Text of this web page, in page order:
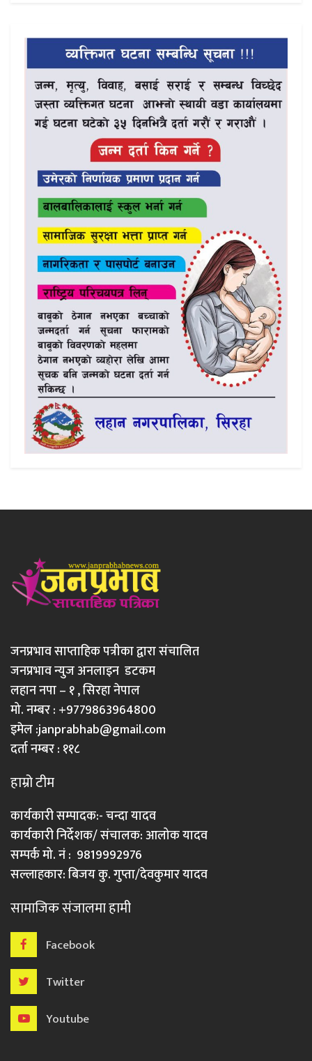
जनप्रभाव साप्ताहिक पत्रीका द्वारा संचालित
जनप्रभाव न्युज अनलाइन डटकम
लहान नपा – १ , सिरहा नेपाल
मो. नम्बर : +9779863964800
इमेल :janprabhab@gmail.com
दर्ता नम्बर : ११८
हाम्रो टीम
कार्यकारी सम्पादक:- चन्दा यादव
कार्यकारी निर्देशक/ संचालक: आलोक यादव
सम्पर्क मो. नं : 9819992976
सल्लाहकार: बिजय कु. गुप्ता/देवकुमार यादव
सामाजिक संजालमा हामी
Facebook
Twitter
Youtube